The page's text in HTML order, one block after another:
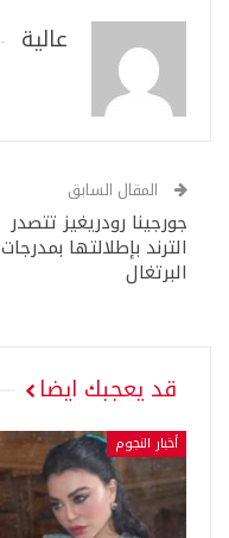
عالية
المقال السابق
جورجينا رودريغيز تتصدر
الترند بإطلالتها بمدرجات
البرتغال
قد يعجبك ايضا
أخبار النجوم